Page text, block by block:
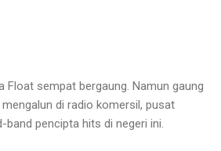
Float sempat bergaung. Namun gaung
di radio komersil, pusat
pencipta hits di negeri ini.